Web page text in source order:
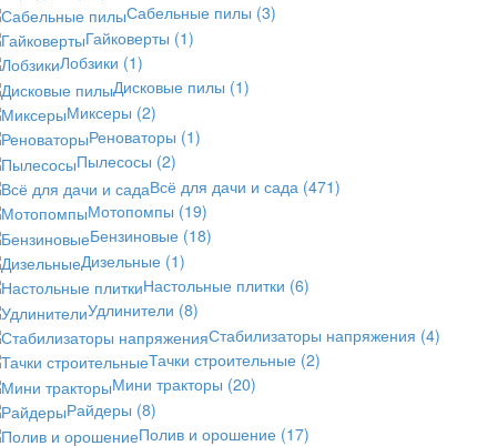
Сабельные пилы (3)
Гайковерты (1)
Лобзики (1)
Дисковые пилы (1)
Миксеры (2)
Реноваторы (1)
Пылесосы (2)
Всё для дачи и сада (471)
Мотопомпы (19)
Бензиновые (18)
Дизельные (1)
Настольные плитки (6)
Удлинители (8)
Стабилизаторы напряжения (4)
Тачки строительные (2)
Мини тракторы (20)
Райдеры (8)
Полив и орошение (17)